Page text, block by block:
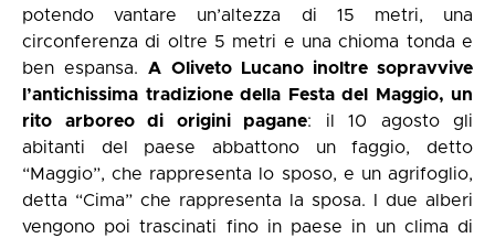
potendo vantare un’altezza di 15 metri, una
circonferenza di oltre 5 metri e una chioma tonda e
ben espansa.A Oliveto Lucano inoltre sopravvive
l’antichissima tradizione della Festa del Maggio, un
rito arboreo di origini pagane: il 10 agosto gli
abitanti del paese abbattono un faggio, detto
“Maggio”, che rappresenta lo sposo, e un agrifoglio,
detta “Cima” che rappresenta la sposa. I due alberi
vengono poi trascinati fino in paese in un clima di